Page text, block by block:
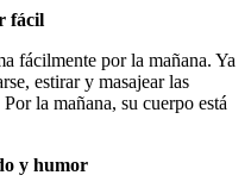
fácil
fácilmente por la mañana. Ya
estirar y masajear las
la mañana, su cuerpo está
y humor